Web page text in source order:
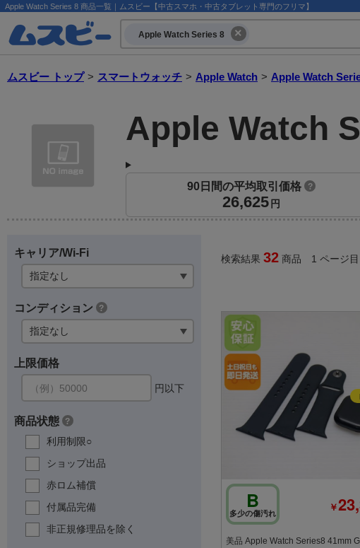
Apple Watch Series 8 商品一覧｜ムスビー【中古スマホ・中古タブレット専門のフリマ】
Apple Watch Series 8
ムスビー トップ > スマートウォッチ > Apple Watch > Apple Watch
Apple Watch
90日間の平均取引価格 ?
26,625 円
キャリア/Wi-Fi
コンディション ?
上限価格
円以下
商品状態 ?
利用制限○
ショップ出品
赤ロム補償
付属品完備
非正規修理品を除く
検索結果 32 商品 1 ページ目
B
多少の傷汚れ ￥
美品 Apple Watch Series8 41mm